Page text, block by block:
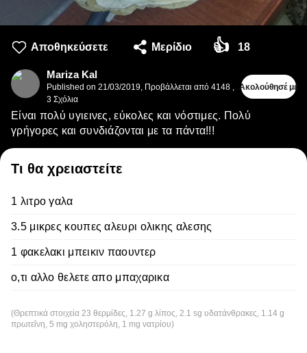
Αποθηκεύσετε Μερίδιο 👍 18
Mariza Kal
Published on 21/03/2019 Προβάλλεται από 4148
3 Σχόλια
Ακολούθησέ με
Είναι πολύ υγιεινες, εύκολες και νόστιμες. Πολύ
γρήγορες και συνδιάζονται με τα πάντα!!!
Τι θα χρειαστείτε
1 λιτρο γαλα
3.5 μικρες κουπες αλευρι ολικης αλεσης
1 φακελακι μπεικιν παουντερ
ο,τι αλλο θελετε απο μπαχαρικα
(Θρεπτικά στοιχεία 23 θερμίδες, 1.27 g λίπος, 2.1 sg υδατάνθρακες, 1.14 g
πρωτεΐνη, 5 mg χοληστερόλη, 1 mg νατρίου)